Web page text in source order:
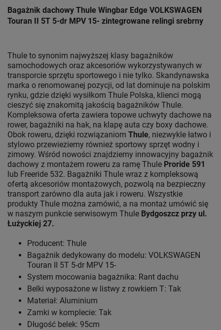
Bagażnik dachowy Thule Wingbar Edge VOLKSWAGEN
Touran II 5T 5-dr MPV 15- zintegrowane relingi srebrny
Thule to synonim najwyższej klasy bagażników
samochodowych oraz akcesoriów wykorzystywanych w
transporcie sprzętu sportowego i nie tylko. Skandynawska
marka o renomowanej pozycji, od lat dominuje na polskim
rynku, gdzie dzięki wysiłkom Thule Polska, klienci mogą
cieszyć się znakomitą jakością bagażników Thule.
Kompleksowa oferta zawiera topowe uchwyty dachowe na
rower, bagażniki na hak, na klapę auta czy boxy dachowe.
Obok roweru, dzięki rozwiązaniom Thule, niezwykle łatwo i
stylowo przewieziemy również sportowy sprzęt wodny i
zimowy. Wśród nowości znajdziemy innowacyjny bagażnik
dachowy z montażem roweru za ramę Thule Proride 591
lub Freeride 532. Bagażniki Thule wraz z kompleksową
ofertą akcesoriów montażowych, pozwolą na bezpieczny
transport zarówno dla auta jak i roweru. Wszystkie
produkty Thule można zamówić, a na montaż umówić się
w naszym punkcie serwisowym Thule Bydgoszcz przy ul.
Łużyckiej 27.
Producent: Thule
Bagażnik dedykowany do modelu: VOLKSWAGEN
Touran II 5T 5-dr MPV 15-
System mocowania bagażnika: Rant dachu
Belki wyposażone w listwy z rowkiem T: Tak
Materiał: Aluminium
Zamki w komplecie: Tak
Długość belek: 95cm